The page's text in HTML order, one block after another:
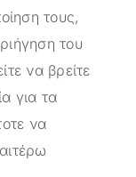
τους,
του
να βρείτε
για τα
να